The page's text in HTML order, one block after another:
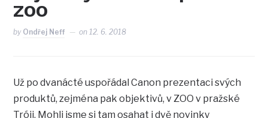
ZOO
by Ondřej Neff on12. 6. 2018
Už po dvanácté uspořádal Canon prezentaci svých
produktů, zejména pak objektivů, v ZOO v pražské
Tróji. Mohli jsme si tam osahat i dvě novinky